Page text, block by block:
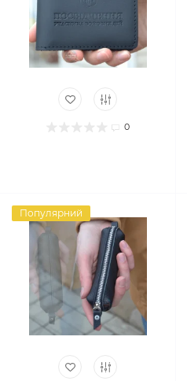
0
Популярний